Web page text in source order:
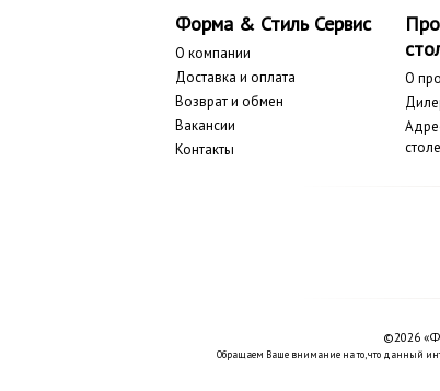
Форма & Стиль Сервис
О компании
Доставка и оплата
Возврат и обмен
Вакансии
Контакты
О
©2026
Обращаем Ваше внимание на то, что данный